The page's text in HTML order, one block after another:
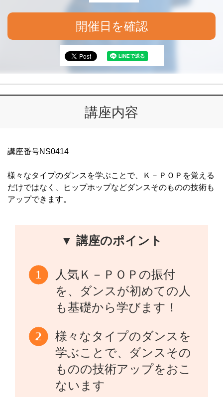
開催日を確認
講座内容
講座番号NS0414
様々なタイプのダンスを学ぶことで、Ｋ－ＰＯＰを覚える
だけではなく、ヒップホップなどダンスそのものの技術も
アップできます。
▼ 講座のポイント
人気Ｋ－ＰＯＰの振付
を、ダンスが初めての人
も基礎から学びます！
様々なタイプのダンスを
学ぶことで、ダンスその
ものの技術アップをおこ
ないます